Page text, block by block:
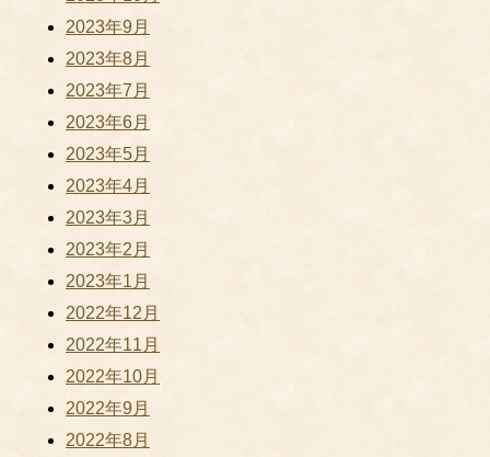
2023年9月
2023年8月
2023年7月
2023年6月
2023年5月
2023年4月
2023年3月
2023年2月
2023年1月
2022年12月
2022年11月
2022年10月
2022年9月
2022年8月